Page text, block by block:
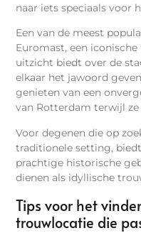
naar iets speciaals voor
Een van de meest
Euromast, een
uitzicht biedt over de
elkaar het jawoord
genieten van een
van Rotterdam terwijl ze
Voor degenen die op
traditionele setting,
prachtige historische
dienen als idyllische
Tips voor het
trouwlocatie die